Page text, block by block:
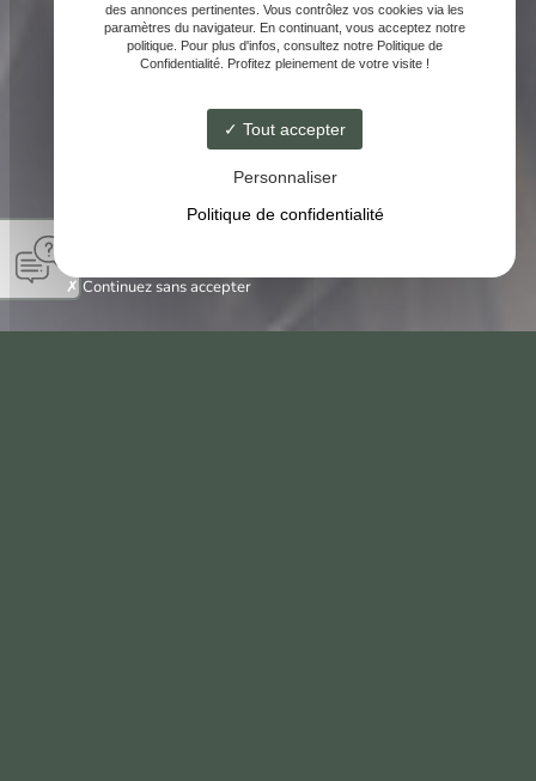
des annonces pertinentes. Vous contrôlez vos cookies via les
paramètres du navigateur. En continuant, vous acceptez notre
politique. Pour plus d'infos, consultez notre Politique de
Confidentialité. Profitez pleinement de votre visite !
Tout accepter
Personnaliser
Politique de confidentialité
Continuez sans accepter